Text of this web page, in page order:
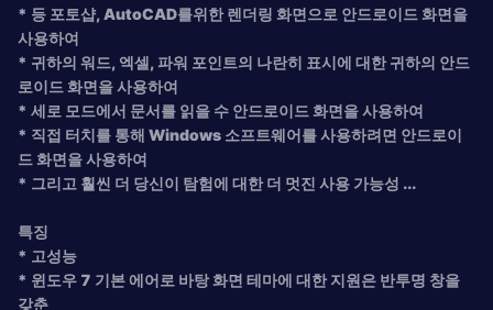
* 등 포토샵, AutoCAD를위한 렌더링 화면으로 안드로이드 화면을
사용하여
* 귀하의 워드, 엑셀, 파워 포인트의 나란히 표시에 대한 귀하의 안드
로이드 화면을 사용하여
* 세로 모드에서 문서를 읽을 수 안드로이드 화면을 사용하여
* 직접 터치를 통해 Windows 소프트웨어를 사용하려면 안드로이
드 화면을 사용하여
* 그리고 훨씬 더 당신이 탐험에 대한 더 멋진 사용 가능성 ...
특징
* 고성능
* 윈도우 7 기본 에어로 바탕 화면 테마에 대한 지원은 반투명 창을
갖춘